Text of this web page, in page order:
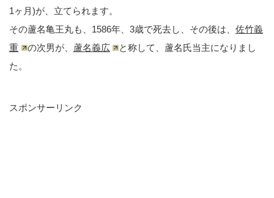
1ヶ月)が、立てられます。
その蘆名亀王丸も、1586年、3歳で死去し、その後は、 佐竹義
重
の次男が、 蘆名義広
と称して、蘆名氏当主になりまし
た。
スポンサーリンク